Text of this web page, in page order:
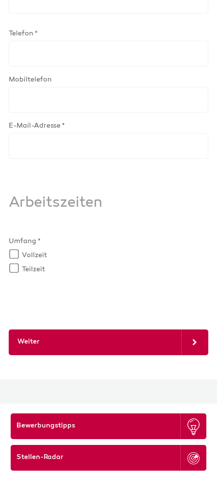
Telefon *
Mobiltelefon
E-Mail-Adresse *
Arbeitszeiten
Umfang *
Vollzeit
Teilzeit
Weiter
Bewerbungstipps
Stellen-Radar